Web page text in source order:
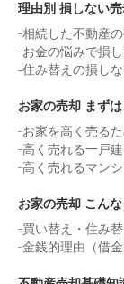
理由別 損しない
相続した不動産
お金の悩みで損
住み替えの損し
お家の売却 まず
お家を高く売る
高く売れる一戸
高く売れるマン
お家の売却 こん
買い替え・住み替
金銭的理由（借金